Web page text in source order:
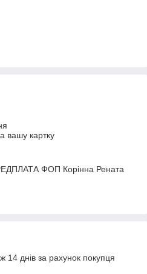
вашу картку
ФОП Корінна Рената
14 днів за рахунок покупця